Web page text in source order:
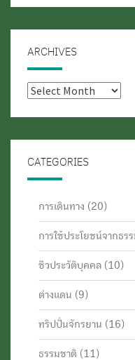
ARCHIVES
Archives
CATEGORIES
การเดินทาง (20)
การใช้ประโยชน์จากธร
ชีวประวัติบุคคล (10)
ต่างแดน (9)
ทริปปั่นจักรยาน (16)
ธรรมชาติ (11)